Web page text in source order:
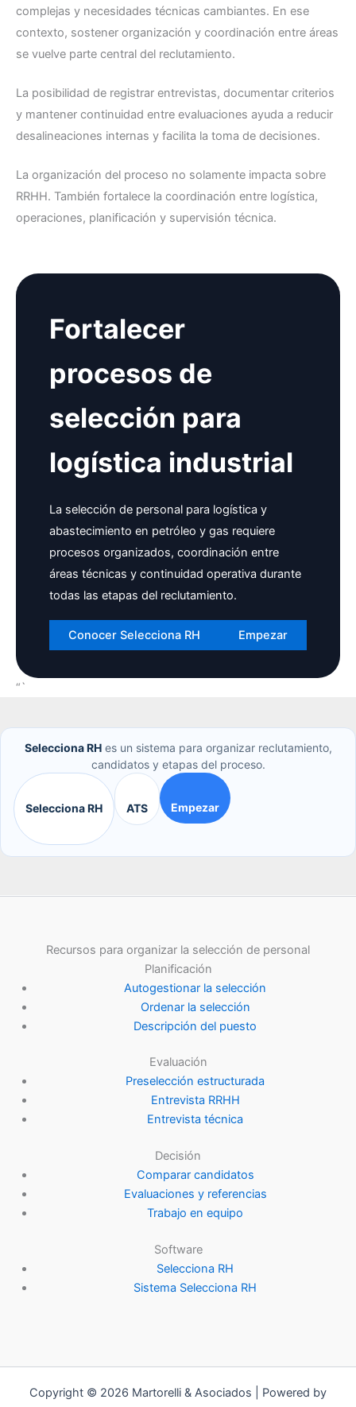
complejas y necesidades técnicas cambiantes. En ese
contexto, sostener organización y coordinación entre áreas
se vuelve parte central del reclutamiento.
La posibilidad de registrar entrevistas, documentar criterios
y mantener continuidad entre evaluaciones ayuda a reducir
desalineaciones internas y facilita la toma de decisiones.
La organización del proceso no solamente impacta sobre
RRHH. También fortalece la coordinación entre logística,
operaciones, planificación y supervisión técnica.
Fortalecer
procesos de
selección para
logística industrial
La selección de personal para logística y
abastecimiento en petróleo y gas requiere
procesos organizados, coordinación entre
áreas técnicas y continuidad operativa durante
todas las etapas del reclutamiento.
Conocer Selecciona RH Empezar
“`
Selecciona RHes un sistema para organizar reclutamiento,
candidatos y etapas del proceso.
Selecciona RH ATS Empezar
Recursos para organizar la selección de personal
Planificación
Autogestionar la selección
Ordenar la selección
Descripción del puesto
Evaluación
Preselección estructurada
Entrevista RRHH
Entrevista técnica
Decisión
Comparar candidatos
Evaluaciones y referencias
Trabajo en equipo
Software
Selecciona RH
Sistema Selecciona RH
Copyright © 2026 Martorelli & Asociados | Powered by